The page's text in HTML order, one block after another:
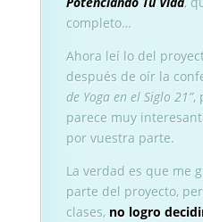
completo…
Ahora leí lo del
después de oír la
de Yoga en el Siglo 21”,
parece muy
por vuestra parte.
La verdad es que me
parte del proyecto,
clases, no logro